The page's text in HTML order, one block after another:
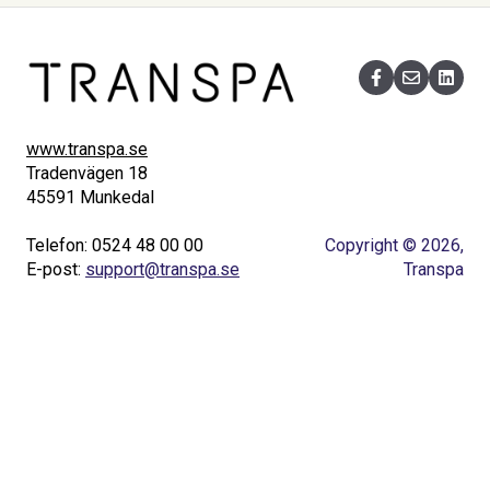
www.transpa.se
Tradenvägen 18
45591 Munkedal
Telefon: 0524 48 00 00
E-post: support@transpa.se
Copyright © 2026,
Transpa